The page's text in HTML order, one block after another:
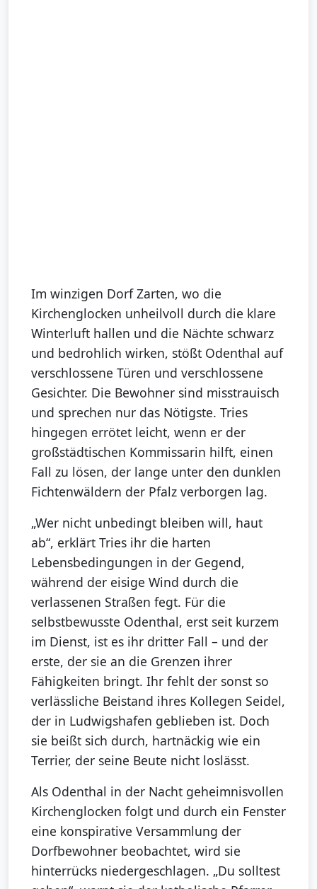
Im winzigen Dorf Zarten, wo die
Kirchenglocken unheilvoll durch die klare
Winterluft hallen und die Nächte schwarz
und bedrohlich wirken, stößt Odenthal auf
verschlossene Türen und verschlossene
Gesichter. Die Bewohner sind misstrauisch
und sprechen nur das Nötigste. Tries
hingegen errötet leicht, wenn er der
großstädtischen Kommissarin hilft, einen
Fall zu lösen, der lange unter den dunklen
Fichtenwäldern der Pfalz verborgen lag.
„Wer nicht unbedingt bleiben will, haut
ab“, erklärt Tries ihr die harten
Lebensbedingungen in der Gegend,
während der eisige Wind durch die
verlassenen Straßen fegt. Für die
selbstbewusste Odenthal, erst seit kurzem
im Dienst, ist es ihr dritter Fall – und der
erste, der sie an die Grenzen ihrer
Fähigkeiten bringt. Ihr fehlt der sonst so
verlässliche Beistand ihres Kollegen Seidel,
der in Ludwigshafen geblieben ist. Doch
sie beißt sich durch, hartnäckig wie ein
Terrier, der seine Beute nicht loslässt.
Als Odenthal in der Nacht geheimnisvollen
Kirchenglocken folgt und durch ein Fenster
eine konspirative Versammlung der
Dorfbewohner beobachtet, wird sie
hinterrücks niedergeschlagen. „Du solltest